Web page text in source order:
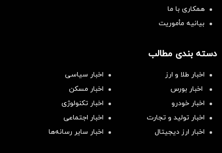
همکاری با ما
بیانیه مأموریت
دسته بندی مطالب
اخبار طلا و ارز
اخبار سیاسی
اخبار بورس
اخبار مسکن
اخبار خودرو
اخبار تکنولوژی
اخبار تولید و تجارت
اخبار اجتماعی
اخبار ارز دیجیتال
اخبار سایر رسانه‌‌ها